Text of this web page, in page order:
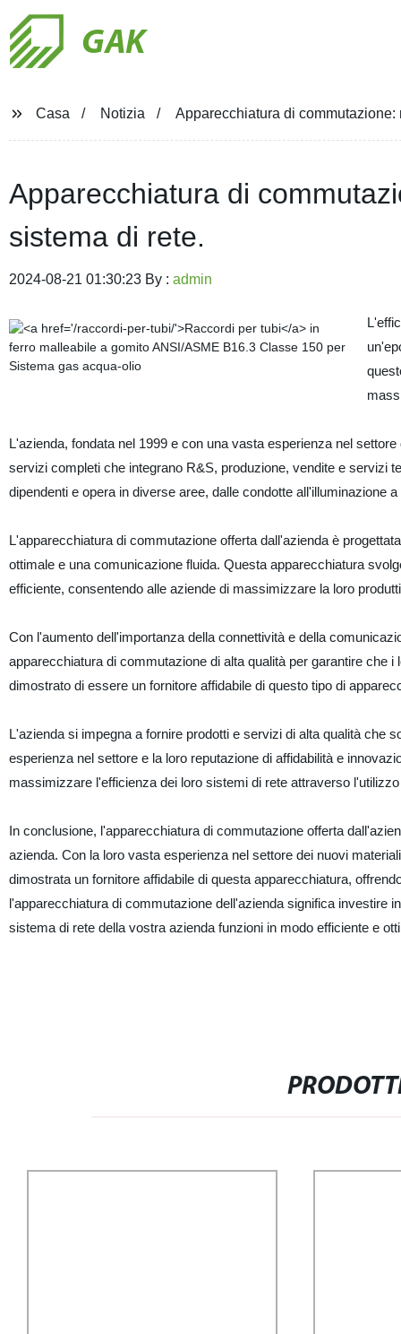
GAK
Casa Notizia Apparecchiatura di
Apparecchiatura di
sistema di rete.
2024-08-21 01:30:23 By : admin
L'azienda, fondata nel 1999 e con una vasta esperienza nel
servizi completi che integrano R&S, produzione, vendite e servizi
dipendenti e opera in diverse aree, dalle condotte all'illuminazione
L'apparecchiatura di commutazione offerta dall'azienda è
ottimale e una comunicazione fluida. Questa apparecchiatura
efficiente, consentendo alle aziende di massimizzare la loro
Con l'aumento dell'importanza della connettività e della
apparecchiatura di commutazione di alta qualità per garantire che
dimostrato di essere un fornitore affidabile di questo tipo di
L'azienda si impegna a fornire prodotti e servizi di alta qualità che
esperienza nel settore e la loro reputazione di affidabilità e
massimizzare l'efficienza dei loro sistemi di rete attraverso
In conclusione, l'apparecchiatura di commutazione offerta
azienda. Con la loro vasta esperienza nel settore dei nuovi
dimostrata un fornitore affidabile di questa apparecchiatura,
l'apparecchiatura di commutazione dell'azienda significa investire
sistema di rete della vostra azienda funzioni in modo efficiente e